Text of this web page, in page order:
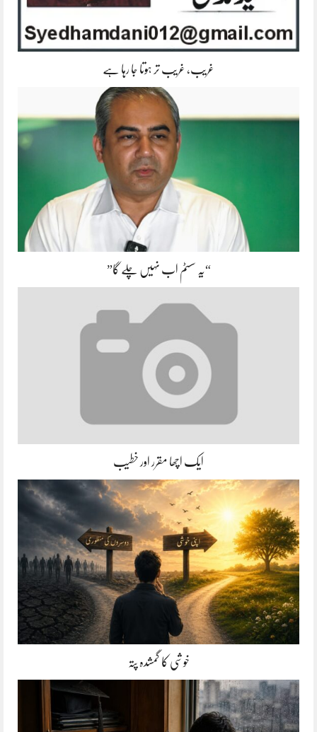
غریب، غریب تر ہوتا جا رہا ہے
“یہ سسٹم اب نہیں چلے گا”
ایک اچھا مقرر اور خطیب
خوشی کا گمشدہ پتہ